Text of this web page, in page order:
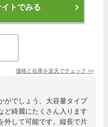
トでみる
価格と在庫を楽天でチェック >>
がでしょう。大容量タイプ
ど綺麗にたくさん入ります
外して可能です。縦長で片